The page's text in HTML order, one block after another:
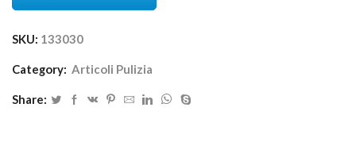
SKU: 133030
Category: Articoli Pulizia
Share: